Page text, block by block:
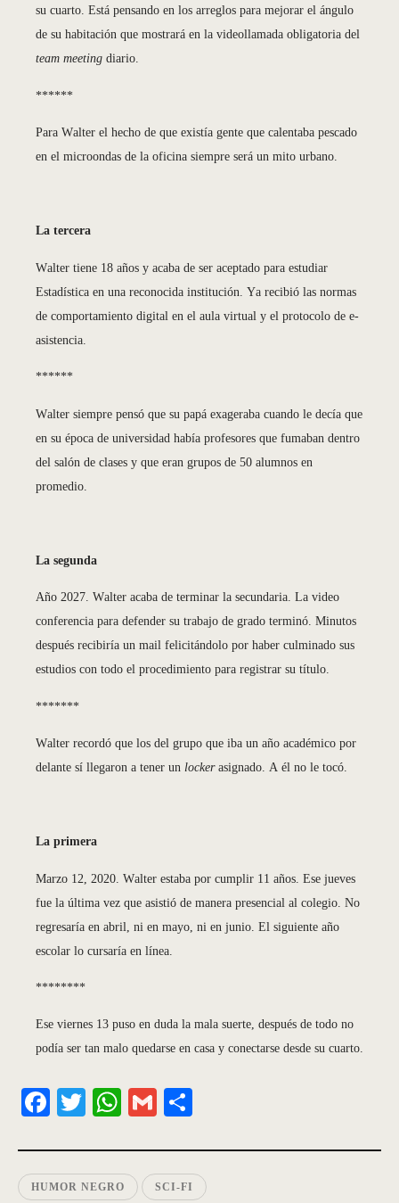
su cuarto. Está pensando en los arreglos para mejorar el ángulo
de su habitación que mostrará en la videollamada obligatoria del
team meeting diario.
******
Para Walter el hecho de que existía gente que calentaba pescado
en el microondas de la oficina siempre será un mito urbano.
La tercera
Walter tiene 18 años y acaba de ser aceptado para estudiar
Estadística en una reconocida institución. Ya recibió las normas
de comportamiento digital en el aula virtual y el protocolo de e-
asistencia.
******
Walter siempre pensó que su papá exageraba cuando le decía que
en su época de universidad había profesores que fumaban dentro
del salón de clases y que eran grupos de 50 alumnos en
promedio.
La segunda
Año 2027. Walter acaba de terminar la secundaria. La video
conferencia para defender su trabajo de grado terminó. Minutos
después recibiría un mail felicitándolo por haber culminado sus
estudios con todo el procedimiento para registrar su título.
*******
Walter recordó que los del grupo que iba un año académico por
delante sí llegaron a tener un lockerasignado. A él no le tocó.
La primera
Marzo 12, 2020. Walter estaba por cumplir 11 años. Ese jueves
fue la última vez que asistió de manera presencial al colegio. No
regresaría en abril, ni en mayo, ni en junio. El siguiente año
escolar lo cursaría en línea.
********
Ese viernes 13 puso en duda la mala suerte, después de todo no
podía ser tan malo quedarse en casa y conectarse desde su cuarto.
Fa
bo
ok
T
tte
r
W
ts
A
G
ail re
HUMOR NEGRO SCI-FI